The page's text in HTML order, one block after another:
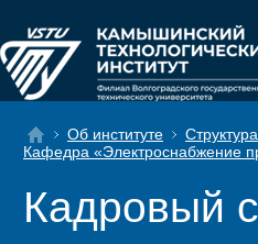
Об институте Структура
Кафедра «Электроснабжение
Кадровый